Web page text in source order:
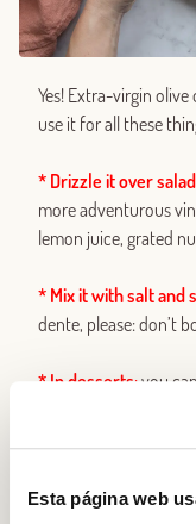
Esta página web
Yes! Extra-virgin olive
use it for all these
* Drizzle it over
more adventurous
lemon juice, grated
* Mix it with salt and
dente, please: don’t
* In desserts:you
etc. Add a slice of